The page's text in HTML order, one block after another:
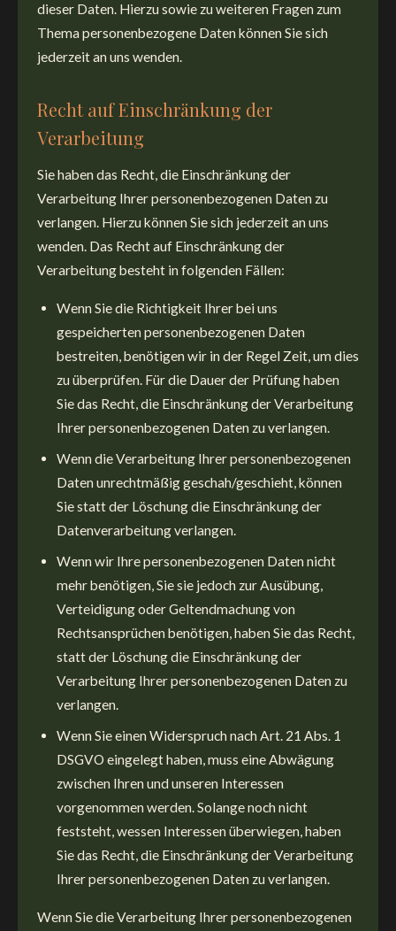
dieser Daten. Hierzu sowie zu weiteren Fragen zum
Thema personenbezogene Daten können Sie sich
jederzeit an uns wenden.
Recht auf Einschränkung der
Verarbeitung
Sie haben das Recht, die Einschränkung der
Verarbeitung Ihrer personenbezogenen Daten zu
verlangen. Hierzu können Sie sich jederzeit an uns
wenden. Das Recht auf Einschränkung der
Verarbeitung besteht in folgenden Fällen:
Wenn Sie die Richtigkeit Ihrer bei uns
gespeicherten personenbezogenen Daten
bestreiten, benötigen wir in der Regel Zeit, um dies
zu überprüfen. Für die Dauer der Prüfung haben
Sie das Recht, die Einschränkung der Verarbeitung
Ihrer personenbezogenen Daten zu verlangen.
Wenn die Verarbeitung Ihrer personenbezogenen
Daten unrechtmäßig geschah/geschieht, können
Sie statt der Löschung die Einschränkung der
Datenverarbeitung verlangen.
Wenn wir Ihre personenbezogenen Daten nicht
mehr benötigen, Sie sie jedoch zur Ausübung,
Verteidigung oder Geltendmachung von
Rechtsansprüchen benötigen, haben Sie das Recht,
statt der Löschung die Einschränkung der
Verarbeitung Ihrer personenbezogenen Daten zu
verlangen.
Wenn Sie einen Widerspruch nach Art. 21 Abs. 1
DSGVO eingelegt haben, muss eine Abwägung
zwischen Ihren und unseren Interessen
vorgenommen werden. Solange noch nicht
feststeht, wessen Interessen überwiegen, haben
Sie das Recht, die Einschränkung der Verarbeitung
Ihrer personenbezogenen Daten zu verlangen.
Wenn Sie die Verarbeitung Ihrer personenbezogenen